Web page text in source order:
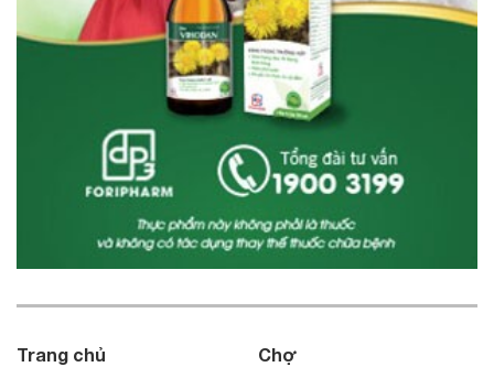
Trang chủ Chợ